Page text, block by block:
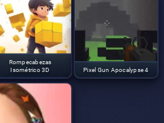
Rompecabezas
Isométrico 3D
Pixel Gun Apocalypse 4